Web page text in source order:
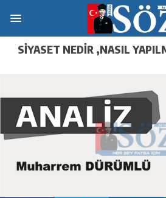
SİYASET NEDİR ,NASIL